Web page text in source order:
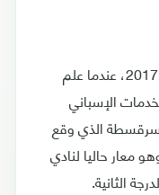
وبدأت التساؤلات والمخاوف تزداد في 2017، عندما علم
الإسباني
سرقسطة الذي وقع
معار حاليا لنادي
الثانية.